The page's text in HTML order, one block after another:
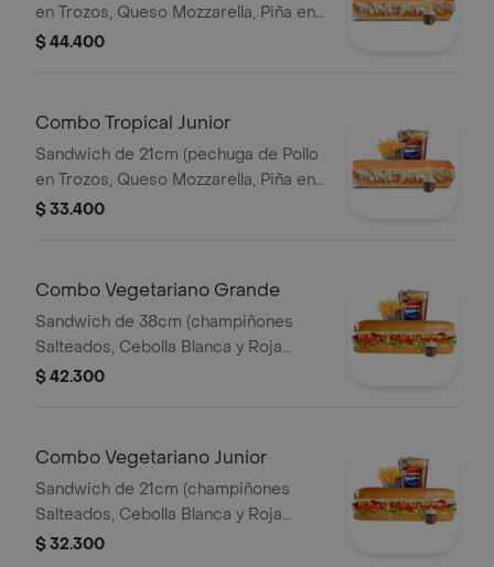
en Trozos, Queso Mozzarella, Piña en
Trozos y Salsa de Ajo) Papa Francesa
$ 44.400
Combo Tropical Junior
Sandwich de 21cm (pechuga de Pollo
en Trozos, Queso Mozzarella, Piña en
Trozos y Salsa de Ajo) Papa Francesa
$ 33.400
Combo Vegetariano Grande
Sandwich de 38cm (champiñones
Salteados, Cebolla Blanca y Roja
Salteadas, Lechuga,pimenton,maiz
$ 42.300
Combo Vegetariano Junior
Sandwich de 21cm (champiñones
Salteados, Cebolla Blanca y Roja
Salteadas, Lechuga,pimenton,maiz
$ 32.300